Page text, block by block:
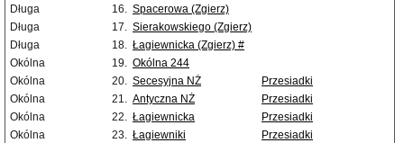
Długa
16. Spacerowa (Zgierz)
Długa
17. Sierakowskiego (Zgierz)
Długa
18. Łagiewnicka (Zgierz) #
Okólna
19. Okólna 244
Okólna
20. Secesyjna NŻ
Przesiadki
Okólna
21. Antyczna NŻ
Przesiadki
Okólna
22. Łagiewnicka
Przesiadki
Okólna
23. Łagiewniki
Przesiadki